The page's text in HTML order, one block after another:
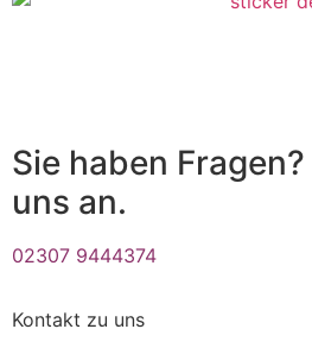
Sie haben
uns an.
02307 9444374
Kontakt zu uns